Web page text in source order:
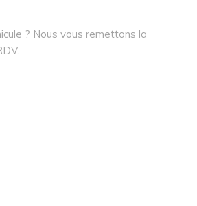
? Nous vous remettons la